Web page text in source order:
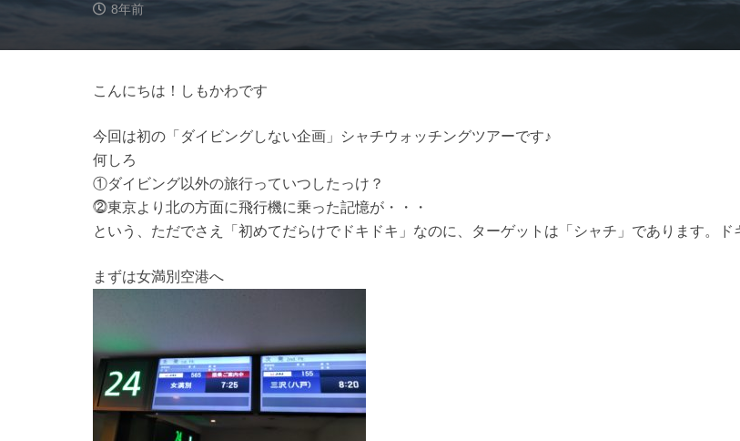
8年前
こんにちは！しもかわです
今回は初の「ダイビングしない企画」シャチウォッチングツアーです♪
何しろ
①ダイビング以外の旅行っていつしたっけ？
⓶東京より北の方面に飛行機に乗った記憶が・・・
という、ただでさえ「初めてだらけでドキドキ」なのに、ターゲットは「シャチ」であります。ド
まずは女満別空港へ